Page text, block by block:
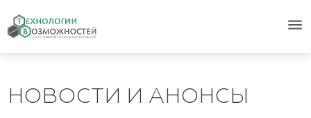
menu
НОВОСТИ И АНОНСЫ